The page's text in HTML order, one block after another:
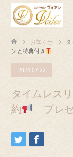
お知らせ
ンと特典付き
2024.07.22
タイムレス
約
プレ